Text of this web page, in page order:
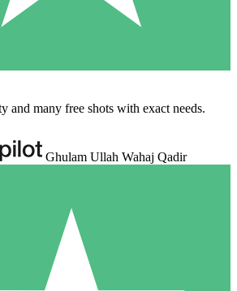
and many free shots with exact needs.
Ghulam Ullah Wahaj Qadir